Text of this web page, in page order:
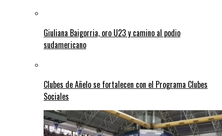
Giuliana Baigorria, oro U23 y camino al podio
sudamericano
Clubes de Añelo se fortalecen con el Programa Clubes
Sociales